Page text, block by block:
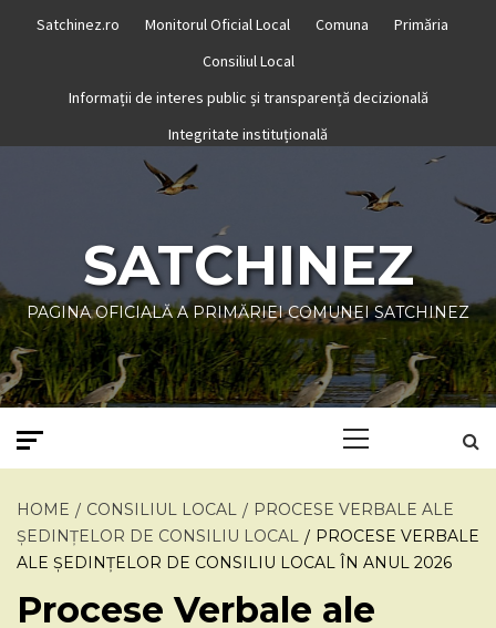
Satchinez.ro Monitorul Oficial Local Comuna
Primăria
Consiliul Local
Informații de interes public și transparență decizională
Integritate instituțională
SATCHINEZ
PAGINA OFICIALĂ A PRIMĂRIEI COMUNEI SATCHINEZ
HOME CONSILIUL LOCAL
PROCESE VERBALE ALE
ȘEDINȚELOR DE CONSILIU LOCAL
PROCESE VERBALE
ALE ȘEDINȚELOR DE CONSILIU LOCAL ÎN ANUL 2026
Procese Verbale ale